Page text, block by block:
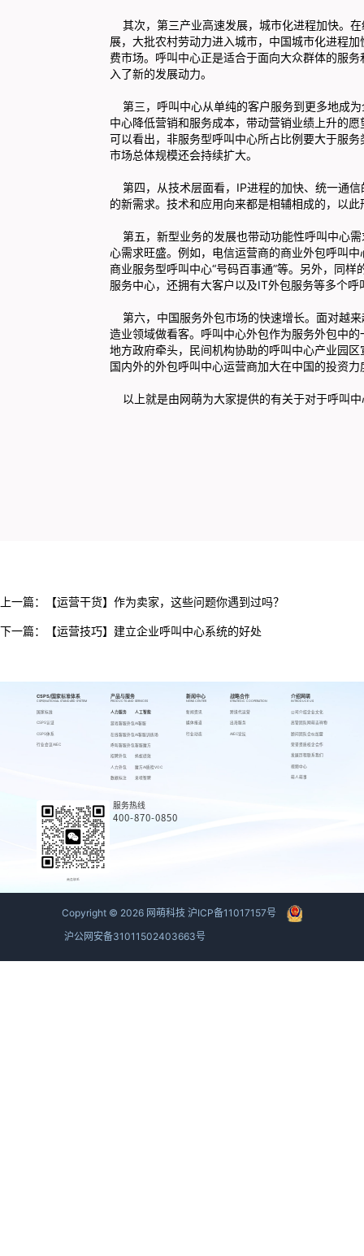
其次，第三产业高速发展，城市化进程加快。
展，大批农村劳动力进入城市，中国城市化进程
费市场。呼叫中心正是适合于面向大众群体的服
入了新的发展动力。
第三，呼叫中心从单纯的客户服务到更多地成
中心降低营销和服务成本，带动营销业绩上升的
可以看出，非服务型呼叫中心所占比例要大于服
市场总体规模还会持续扩大。
第四，从技术层面看，IP进程的加快、统一通
的新需求。技术和应用向来都是相辅相成的，以
第五，新型业务的发展也带动功能性呼叫中心
心需求旺盛。例如，电信运营商的商业外包呼叫
商业服务型呼叫中心“号码百事通”等。另外，同
服务中心，还拥有大客户以及IT外包服务等多个呼
第六，中国服务外包市场的快速增长。面对越
造业领域做看客。呼叫中心外包作为服务外包中
地方政府牵头，民间机构协助的呼叫中心产业园
国内外的外包呼叫中心运营商加大在中国的投资
以上就是由网萌为大家提供的有关于对于呼叫
上一篇： 【运营干货】作为卖家，这些问题你遇到过吗？
下一篇： 【运营技巧】建立企业呼叫中心系统的好处
CSPS/国家标准体系
CSPS/NATIONAL STANDARD SYSTEM
国家标准
CSPS认证
CSPS体系
行业会议AIEC
产品与服务
PRODUCTS AND SERVICES
人力服务
游戏客服外包
在线客服外包
呼叫客服外包
招聘外包
人力外包
数据标注
人工智能
AI客服
AI客服训练场
客服魔方
蚂蚁绩效
魔方AI质检VOC
来呗智聘
新闻中心
NEWS CENTER
新闻资讯
媒体报道
行业动态
战略合作
STRATEGIC COOPERATION
跨境代运营
出海服务
AIEC论坛
介绍网萌
INTRODUCE US
公司介绍
高管团队
顾问团队
荣誉资质
发展历程
视频中心
萌人萌事
企业文化
网萌吉祥物
合伙加盟
校企合作
联系我们
商务联系
服务热线
400-870-0850
Copyright © 2026 网萌科技 沪ICP备11017157号
沪公网安备31011502403663号